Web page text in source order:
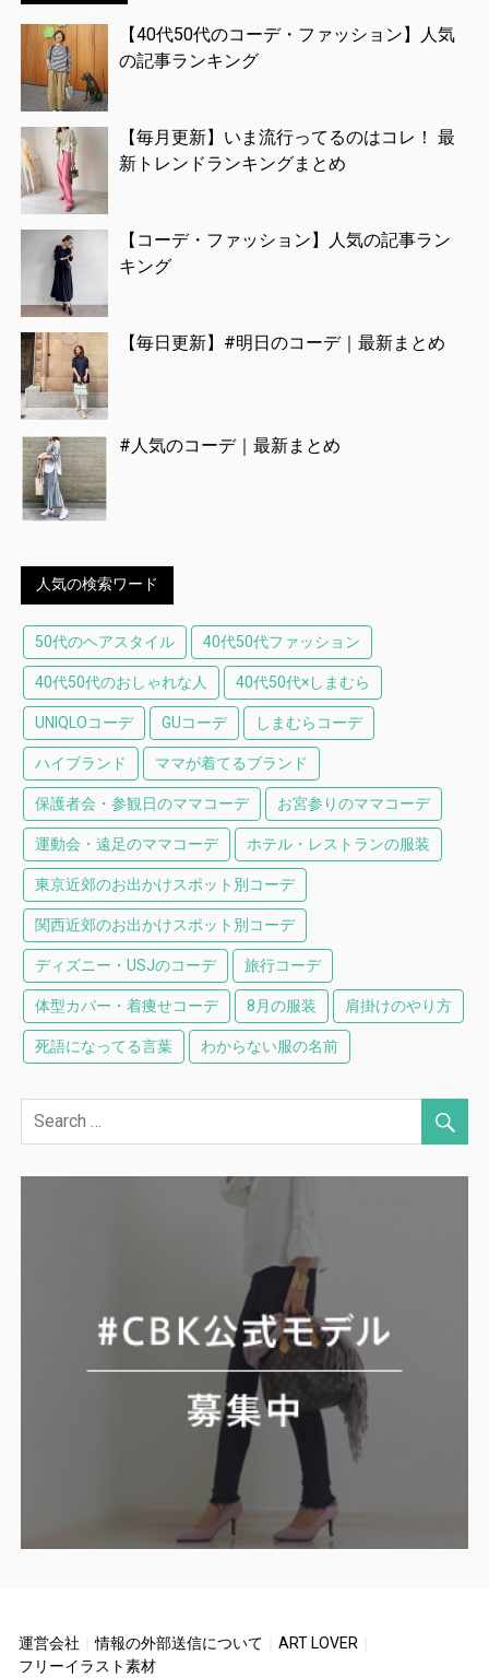
【40代50代のコーデ・ファッション】人気
の記事ランキング
【毎月更新】いま流行ってるのはコレ！ 最
新トレンドランキングまとめ
【コーデ・ファッション】人気の記事ラン
キング
【毎日更新】#明日のコーデ｜最新まとめ
#人気のコーデ｜最新まとめ
人気の検索ワード
50代のヘアスタイル 40代50代ファッション
40代50代のおしゃれな人 40代50代×しまむら
UNIQLOコーデ GUコーデ しまむらコーデ
ハイブランド ママが着てるブランド
保護者会・参観日のママコーデ お宮参りのママコーデ
運動会・遠足のママコーデ ホテル・レストランの服装
東京近郊のお出かけスポット別コーデ
関西近郊のお出かけスポット別コーデ
ディズニー・USJのコーデ 旅行コーデ
体型カバー・着痩せコーデ 8月の服装 肩掛けのやり方
死語になってる言葉 わからない服の名前
運営会社 ｜情報の外部送信について ART LOVER
フリーイラスト素材